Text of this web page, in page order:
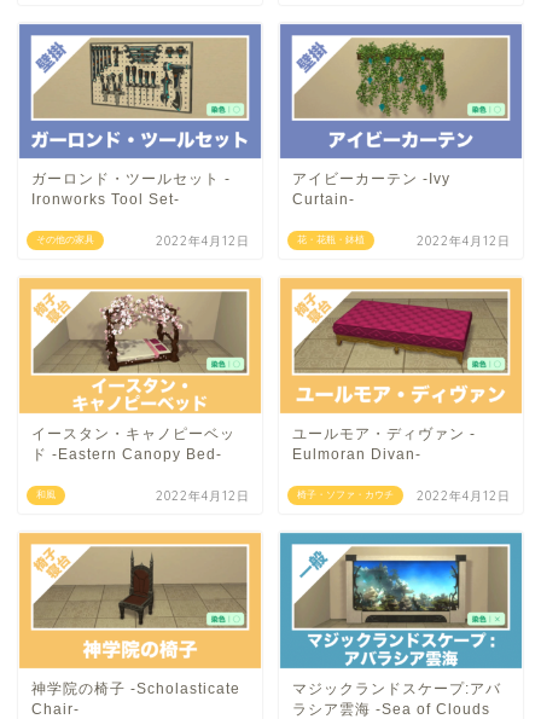
その他の家具
ガーロンド・ツールセット -
Ironworks Tool Set-
2022年4月12日 花・花瓶・鉢植
アイビーカーテン -Ivy
Curtain-
2022年4月12日
和風
イースタン・キャノピーベッ
ド -Eastern Canopy Bed-
2022年4月12日 椅子・ソファ・カウチ
ユールモア・ディヴァン -
Eulmoran Divan-
2022年4月12日
神学院の椅子 -Scholasticate
Chair-
マジックランドスケープ:アバ
ラシア雲海 -Sea of Clouds